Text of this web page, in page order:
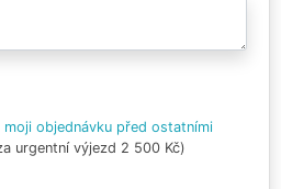
objednávku před ostatními
urgentní výjezd 2 500 Kč)